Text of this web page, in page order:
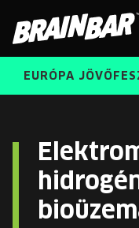
Bar
RÓLUNK
EURÓPA
INGYENES DIÁK-
JEGYEK